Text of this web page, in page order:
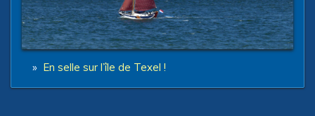
» En selle sur l’île de Texel !